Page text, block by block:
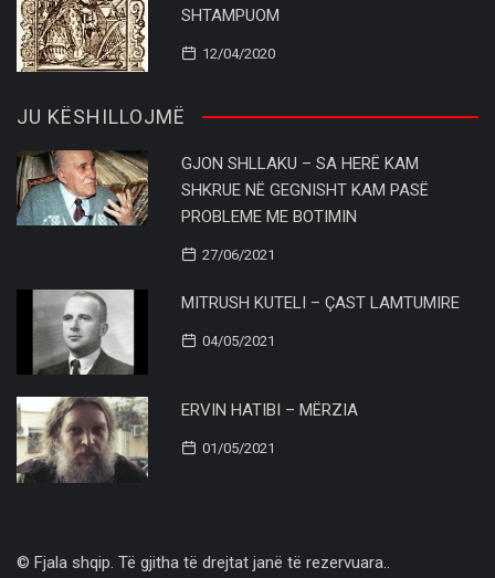
SHTAMPUOM
12/04/2020
JU KËSHILLOJMË
GJON SHLLAKU – SA HERË KAM
SHKRUE NË GEGNISHT KAM PASË
PROBLEME ME BOTIMIN
27/06/2021
MITRUSH KUTELI – ÇAST LAMTUMIRE
04/05/2021
ERVIN HATIBI – MËRZIA
01/05/2021
© Fjala shqip. Të gjitha të drejtat janë të rezervuara..